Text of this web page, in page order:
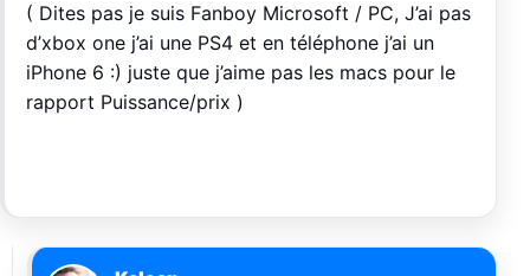
( Dites pas je suis Fanboy Microsoft / PC, J’ai pas
d’xbox one j’ai une PS4 et en téléphone j’ai un
iPhone 6 :) juste que j’aime pas les macs pour le
rapport Puissance/prix )